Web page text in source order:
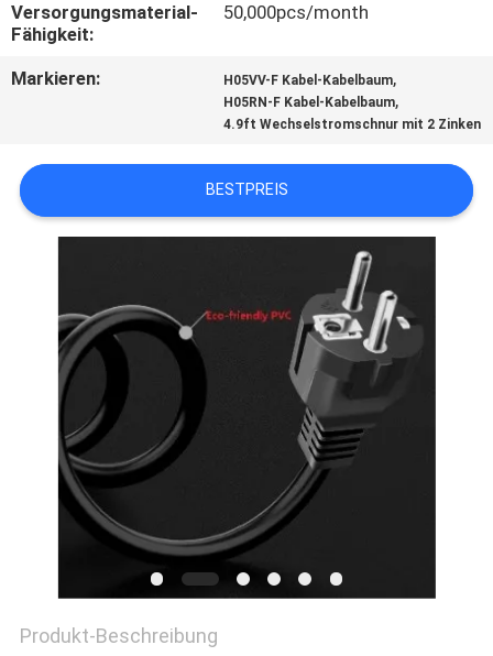
MIT
UNS
NACHRICHTEN
SITEMAP
PRIVACY
POLICY
Versorgungsmaterial-
Fähigkeit:
50,000pcs/month
Markieren: H05VV-F Kabel-Kabelbaum,
H05RN-F Kabel-Kabelbaum,
4.9ft Wechselstromschnur mit 2 Zinken
BESTPREIS
Produkt-Beschreibung